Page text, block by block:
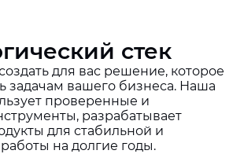
стек
для вас решение, которое
задачам вашего бизнеса. Наша
проверенные и
разрабатывает
для стабильной и
на долгие годы.